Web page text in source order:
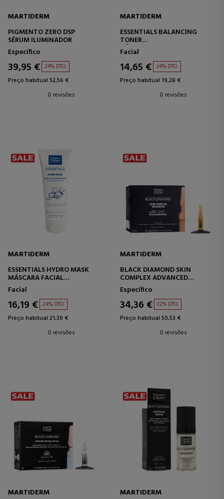
MARTIDERM
PIGMENTO ZERO DSP
SÉRUM ILUMINADOR
Específico
39,95 € 24% DTO.
Preço habitual 52,56 €
0 revisões
MARTIDERM
ESSENTIALS BALANCING
TONER
TÔNICO PARA PELE SECA
Facial
14,65 € 24% DTO.
Preço habitual 19,28 €
0 revisões
MARTIDERM
ESSENTIALS HYDRO MASK
MÁSCARA FACIAL
HIDRATANTE E FIRMADORA
Facial
16,19 € 24% DTO.
Preço habitual 21,30 €
0 revisões
MARTIDERM
BLACK DIAMOND SKIN
COMPLEX ADVANCED
TRATAMENTO
ANTIENVELHECIMENTO -
ANTIOXIDANTE
Específico
34,36 € 32% DTO.
Preço habitual 50,53 €
0 revisões
MARTIDERM
MARTIDERM